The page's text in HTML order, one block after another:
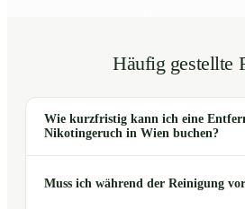
Häufig gestellte
Wie kurzfristig kann ich eine
Nikotingeruch in Wien buchen?
Muss ich während der Reinigung